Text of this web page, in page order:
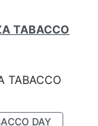
TABACCO
TABACCO
DAY